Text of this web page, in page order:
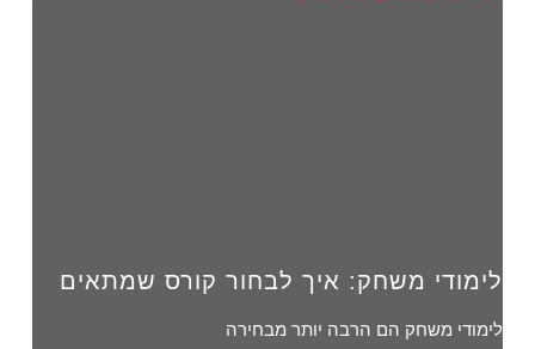
לימודי משחק: איך לבחור קורס שמתאים
לימודי משחק הם הרבה יותר מבחירה